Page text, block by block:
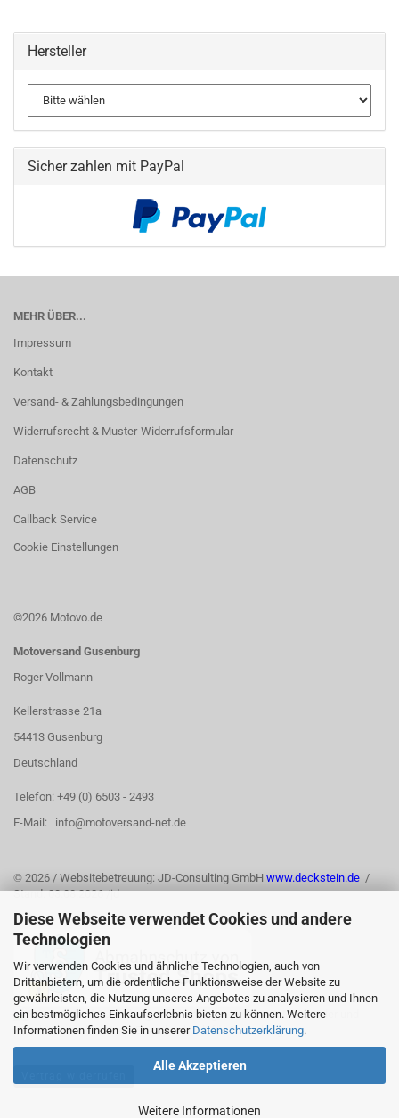
Diese Webseite verwendet Cookies und andere
Technologien
Wir verwenden Cookies und ähnliche Technologien, auch von
Drittanbietern, um die ordentliche Funktionsweise der Website zu
gewährleisten, die Nutzung unseres Angebotes zu analysieren und Ihnen
ein bestmögliches Einkaufserlebnis bieten zu können. Weitere
Informationen finden Sie in unserer Datenschutzerklärung.
Alle Akzeptieren
Weitere Informationen
Hersteller
Sicher zahlen mit PayPal
MEHR ÜBER...
Impressum
Kontakt
Versand- & Zahlungsbedingungen
Widerrufsrecht & Muster-Widerrufsformular
Datenschutz
AGB
Callback Service
Cookie Einstellungen
©2026 Motovo.de
Motoversand Gusenburg
Roger Vollmann
Kellerstrasse 21a
54413 Gusenburg
Deutschland
Telefon: +49 (0) 6503 - 2493
E-Mail: info@motoversand-net.de
© 2026 / Websitebetreuung: JD-Consulting GmbH www.deckstein.de /
Stand: 03.08.2026 /jd